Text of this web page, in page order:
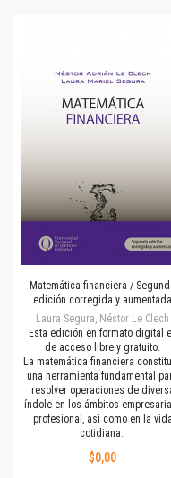
Matemática financiera /
edición corregida y aumentada
Laura Segura, Néstor Le Clech
Esta edición en formato digital
de acceso libre y gratuito.
La matemática financiera
una herramienta fundamental
resolver operaciones de
índole en los ámbitos
profesional, así como en la vida
cotidiana.
$0,00